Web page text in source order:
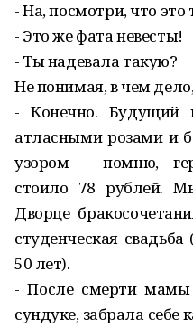
- На, посмотри, что это
- Это же фата невесты!
- Ты надевала такую?
Не понимая, в чем
- Конечно.
атласными розами и
узором - помню,
стоило 78 рублей.
Дворце
студенческая
50 лет).
- После смерти
сундуке, забрала себе